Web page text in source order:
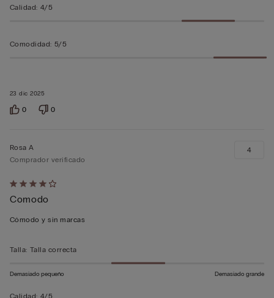
23 dic 2025
Calidad: 4/5
Comodidad: 5/5
0 0
Calificación
de
4
5
Rosa A
Comprador verificado
Comodo
Cómodo y sin marcas
4
Talla: Talla correcta
Demasiado pequeño Demasiado grande
Calidad: 4/5